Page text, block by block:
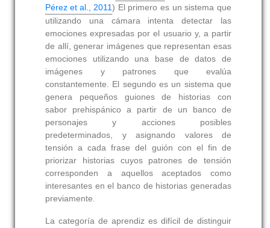
Pérez et al., 2011) El primero es un sistema que
utilizando una cámara intenta detectar las
emociones expresadas por el usuario y, a partir
de allí, generar imágenes que representan esas
emociones utilizando una base de datos de
imágenes y patrones que evalúa
constantemente. El segundo es un sistema que
genera pequeños guiones de historias con
sabor prehispánico a partir de un banco de
personajes y acciones posibles
predeterminados, y asignando valores de
tensión a cada frase del guión con el fin de
priorizar historias cuyos patrones de tensión
corresponden a aquellos aceptados como
interesantes en el banco de historias generadas
previamente.
La categoría de aprendiz es difícil de distinguir